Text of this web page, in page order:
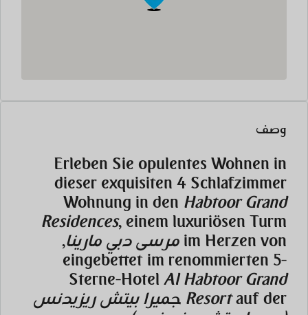
وصف
Erleben Sie opulentes Wohnen in
dieser exquisiten 4 Schlafzimmer
Wohnung in den Habtoor Grand
Residences, einem luxuriösen Turm
im Herzen von مرسى دبي مارينا,
eingebettet im renommierten 5-
Sterne-Hotel Al Habtoor Grand
Resortauf der
جميرا بيتش ريزيدنس